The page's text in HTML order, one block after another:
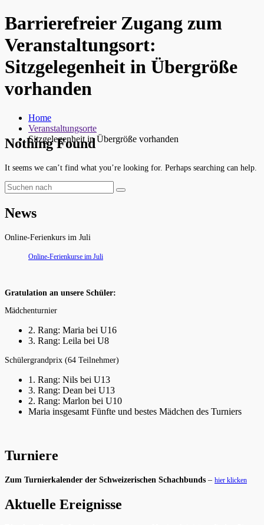
Barrierefreier Zugang zum
Veranstaltungsort:
Sitzgelegenheit in Übergröße
vorhanden
Home
Veranstaltungsorte
Sitzgelegenheit in Übergröße vorhanden
Nothing Found
It seems we can’t find what you’re looking for. Perhaps searching can help.
News
Online-Ferienkurs im Juli
Online-Ferienkurse im Juli
Gratulation an unsere Schüler:
Mädchenturnier
2. Rang: Maria bei U16
3. Rang: Leila bei U8
Schülergrandprix (64 Teilnehmer)
1. Rang: Nils bei U13
3. Rang: Dean bei U13
2. Rang: Marlon bei U10
Maria insgesamt Fünfte und bestes Mädchen des Turniers
Turniere
Zum Turnierkalender der Schweizerischen Schachbunds – hier klicken
Aktuelle Ereignisse